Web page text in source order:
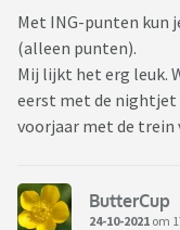
Met ING-punten kun
(alleen punten).
Mij lijkt het erg leuk.
eerst met de nightjet
voorjaar met de trein
ButterCup
24-10-2021 om